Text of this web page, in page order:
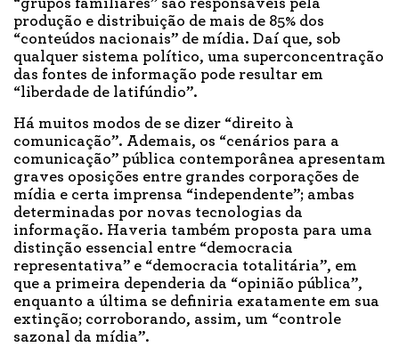
“grupos familiares” são responsáveis pela
produção e distribuição de mais de 85% dos
“conteúdos nacionais” de mídia. Daí que, sob
qualquer sistema político, uma superconcentração
das fontes de informação pode resultar em
“liberdade de latifúndio”.
Há muitos modos de se dizer “direito à
comunicação”. Ademais, os “cenários para a
comunicação” pública contemporânea apresentam
graves oposições entre grandes corporações de
mídia e certa imprensa “independente”; ambas
determinadas por novas tecnologias da
informação. Haveria também proposta para uma
distinção essencial entre “democracia
representativa” e “democracia totalitária”, em
que a primeira dependeria da “opinião pública”,
enquanto a última se definiria exatamente em sua
extinção; corroborando, assim, um “controle
sazonal da mídia”.